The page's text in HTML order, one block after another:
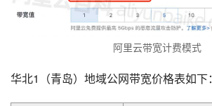
阿里云带宽计费模式
华北1（青岛）地域公网带宽价格表如下：